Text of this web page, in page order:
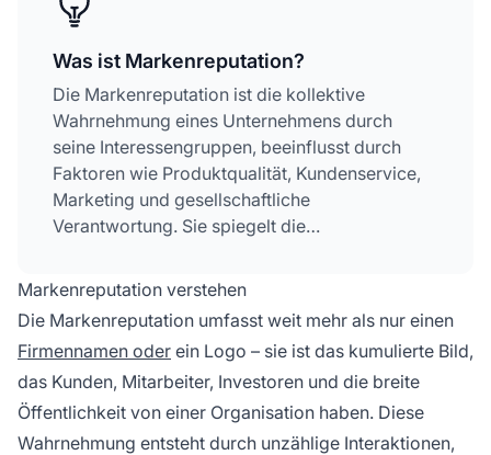
Was ist Markenreputation?
Die Markenreputation ist die kollektive
Wahrnehmung eines Unternehmens durch
seine Interessengruppen, beeinflusst durch
Faktoren wie Produktqualität, Kundenservice,
Marketing und gesellschaftliche
Verantwortung. Sie spiegelt die
am Markt wider.
Markenreputation verstehen
Die Markenreputation umfasst weit mehr als nur einen
Firmennamen oder ein Logo – sie ist das kumulierte Bild,
das Kunden, Mitarbeiter, Investoren und die breite
Öffentlichkeit von einer Organisation haben. Diese
Wahrnehmung entsteht durch unzählige Interaktionen,